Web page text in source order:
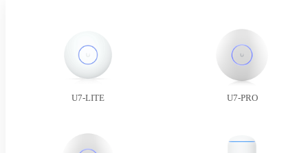
U7-LITE U7-PRO